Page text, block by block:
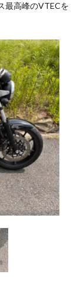
最高峰のVTECを